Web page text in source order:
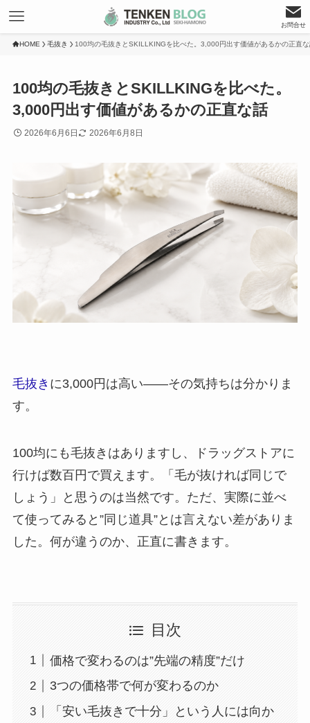
お問合せ
HOME 毛抜き 100均の毛抜きとSKILLKINGを比べた。3,000円出す価値があるかの正直
100均の毛抜きとSKILLKINGを比べた。
3,000円出す価値があるかの正直な話
2026年6月6日 2026年6月8日
毛抜き に3,000円は高い——その気持ちは分かりま
す。
100均にも毛抜きはありますし、ドラッグストアに
行けば数百円で買えます。「毛が抜ければ同じで
しょう」と思うのは当然です。ただ、実際に並べ
て使ってみると”同じ道具”とは言えない差がありま
した。何が違うのか、正直に書きます。
目次
価格で変わるのは”先端の精度”だけ
3つの価格帯で何が変わるのか
「安い毛抜きで十分」という人には向か